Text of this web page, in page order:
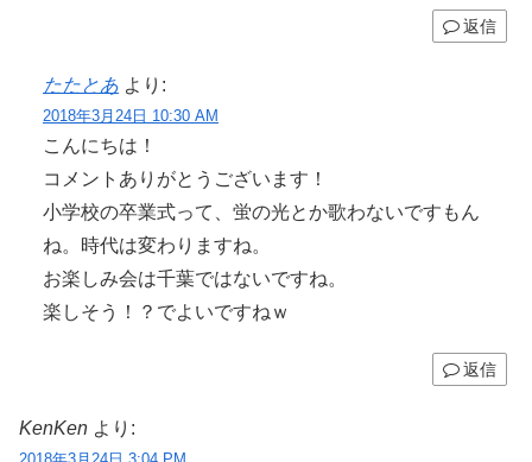
返信
たたとあ より:
2018年3月24日 10:30 AM
こんにちは！
コメントありがとうございます！
小学校の卒業式って、蛍の光とか歌わないですもん
ね。時代は変わりますね。
お楽しみ会は千葉ではないですね。
楽しそう！？でよいですねｗ
返信
KenKen より: